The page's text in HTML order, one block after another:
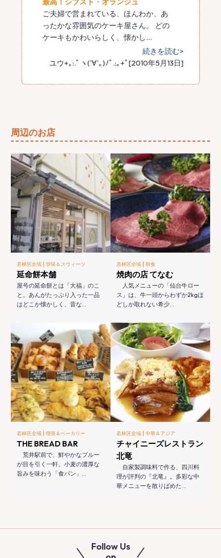
ご夫婦で営まれている、ほんわか、あ
ったかな雰囲気のケーキ屋さん。 どの
ケーキもかわいらしく、懐かし…
続きを読む>
ユウ+｡:.ﾟヽ(´∀`｡)ﾉﾟ.:｡+ﾟ[2010年5月13日]
周辺のお店
若林区全域 |甘味＆スウィーツ
延命餅本舗
屋号の延命餅とは「大福」のこ
と。あんがたっぷり入った一品
はどこか懐かしく、昔な…
若林区全域 | 和食
焼肉の店 てなむ
人気メニューの「仙台牛ロー
ス」は、牛一頭からわずか2kgほ
どしか取れない希少…
若林区全域 |喫茶＆ベーカリー
THE BREAD BAR
荒井駅前で、鮮やかなプルー
が目を引く一軒。小麦の濃厚な
旨みを味わう「食パン」…
若林区全域 | 中華＆アジア
チャイニーズレストラン
北竜
自家製調味料で作る、四川料
理が評判の『北竜』。多彩な中
華メニューを散りばめた…
Follow Us